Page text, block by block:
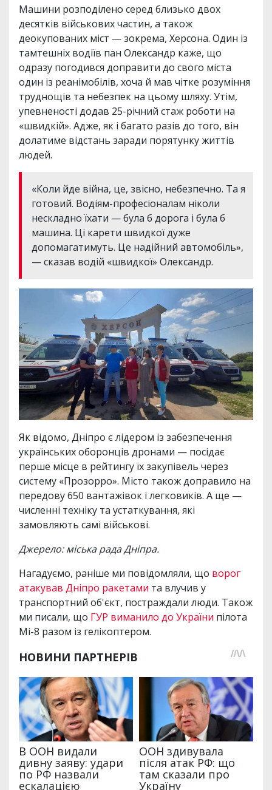
Машини розподілено серед близько двох
десятків військових частин, а також
деокупованих міст — зокрема, Херсона. Один із
тамтешніх водіїв пан Олександр каже, що
одразу погодився доправити до свого міста
один із реанімобілів, хоча й мав чітке розуміння
труднощів та небезпек на цьому шляху. Утім,
упевненості додав 25-річний стаж роботи на
«швидкій». Адже, як і багато разів до того, він
долатиме відстань заради порятунку життів
людей.
«Коли йде війна, це, звісно, небезпечно. Та я
готовий. Водіям-професіоналам ніколи
нескладно їхати — була б дорога і була б
машина. Ці карети швидкої дуже
допомагатимуть. Це надійний автомобіль»,
— сказав водій «швидкої» Олександр.
Як відомо, Дніпро є лідером із забезпечення
українських оборонців дронами — посідає
перше місце в рейтингу їх закупівель через
систему «Прозорро». Місто також доправило на
передову 650 вантажівок і легковиків. А ще —
численні техніку та устаткування, які
замовляють самі військові.
Джерело: міська рада Дніпра.
Нагадуємо, раніше ми повідомляли, що ворог
атакував Дніпро ракетами та влучив у
транспортний об'єкт, постраждали люди. Також
ми писали, що ГУР виманило до України пілота
Мі-8 разом із гелікоптером.